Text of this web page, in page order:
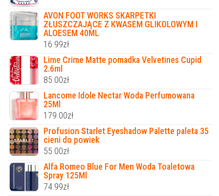
AVON FOOT WORKS SKARPETKI
ZŁUSZCZAJĄCE Z KWASEM GLIKOLOWYM I
ALOESEM 40ML
16.99zł
Lime Crime Matte pomadka Velvetines Cupid
2.6ml
85.00zł
Lancome Idole Nectar Woda Perfumowana
25Ml
179.00zł
Profusion Starlet Eyeshadow Palette paleta 35
cieni do powiek
55.00zł
Alfa Romeo Blue For Men Woda Toaletowa
Spray 125Ml
74.99zł